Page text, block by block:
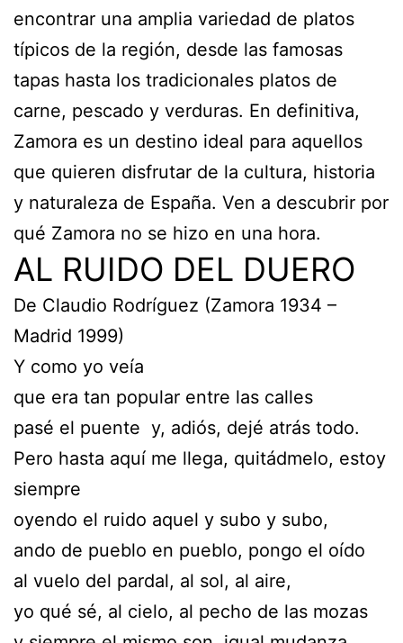
encontrar una amplia variedad de platos
típicos de la región, desde las famosas
tapas hasta los tradicionales platos de
carne, pescado y verduras. En definitiva,
Zamora es un destino ideal para aquellos
que quieren disfrutar de la cultura, historia
y naturaleza de España. Ven a descubrir por
qué Zamora no se hizo en una hora.
AL RUIDO DEL DUERO
De Claudio Rodríguez (Zamora 1934 –
Madrid 1999)
Y como yo veía
que era tan popular entre las calles
pasé el puente y, adiós, dejé atrás todo.
Pero hasta aquí me llega, quitádmelo, estoy
siempre
oyendo el ruido aquel y subo y subo,
ando de pueblo en pueblo, pongo el oído
al vuelo del pardal, al sol, al aire,
yo qué sé, al cielo, al pecho de las mozas